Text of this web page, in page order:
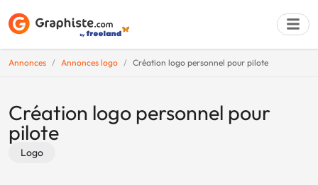
Annonces Annonces logo Création logo personnel pour pilote
Création logo personnel pour
pilote
Logo